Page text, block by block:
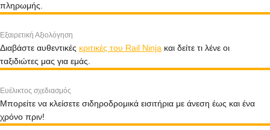
πληρωμής.
Εξαιρετική Αξιολόγηση
Διαβάστε αυθεντικές κριτικές του Rail Ninja και δείτε τι λένε οι
ταξιδιώτες μας για εμάς.
Ευέλικτος σχεδιασμός
Μπορείτε να κλείσετε σιδηροδρομικά εισιτήρια με άνεση έως και ένα
χρόνο πριν!